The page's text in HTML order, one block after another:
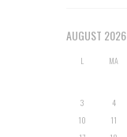
AUGUST 2026
L MA
3
4
10
11